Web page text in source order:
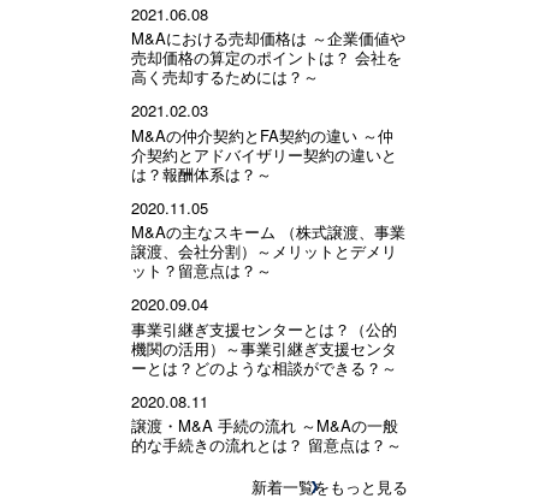
2021.06.08
M&Aにおける売却価格は ～企業価値や
売却価格の算定のポイントは？ 会社を
高く売却するためには？～
2021.02.03
M&Aの仲介契約とFA契約の違い ～仲
介契約とアドバイザリー契約の違いと
は？報酬体系は？～
2020.11.05
M&Aの主なスキーム （株式譲渡、事業
譲渡、会社分割）～メリットとデメリ
ット？留意点は？～
2020.09.04
事業引継ぎ支援センターとは？（公的
機関の活用）～事業引継ぎ支援センタ
ーとは？どのような相談ができる？～
2020.08.11
譲渡・M&A 手続の流れ ～M&Aの一般
的な手続きの流れとは？ 留意点は？～
新着一覧をもっと見る